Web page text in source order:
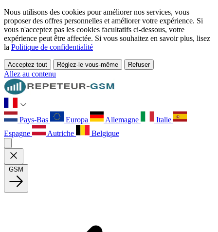
Nous utilisons des cookies pour améliorer nos services, vous
proposer des offres personnelles et améliorer votre expérience. Si
vous n'acceptez pas les cookies facultatifs ci-dessous, votre
expérience peut être affectée. Si vous souhaitez en savoir plus, lisez
la Politique de confidentialité
Acceptez tout Réglez-le vous-même Refuser
Allez au contenu
Pays-Bas Europa Allemagne
Italie
Espagne
Autriche Belgique
GSM